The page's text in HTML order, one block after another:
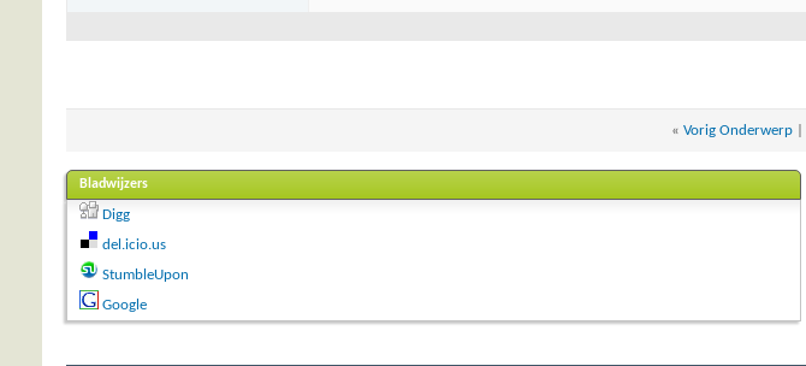
« Vorig Onderwerp|
Bladwijzers
Digg
del.icio.us
StumbleUpon
Google